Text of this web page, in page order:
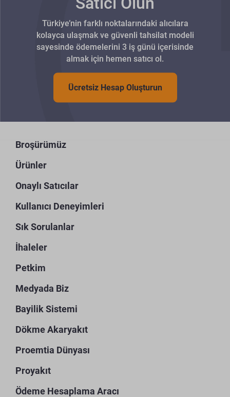
Türkiye’nin farklı noktalarındaki alıcılara
kolayca ulaşmak ve güvenli tahsilat modeli
sayesinde ödemelerini 3 iş günü içerisinde
almak için hemen satıcı ol.
Ücretsiz Hesap Oluşturun
Broşürümüz
Ürünler
Onaylı Satıcılar
Kullanıcı Deneyimleri
Sık Sorulanlar
İhaleler
Petkim
Medyada Biz
Bayilik Sistemi
Dökme Akaryakıt
Proemtia Dünyası
Proyakıt
Ödeme Hesaplama Aracı